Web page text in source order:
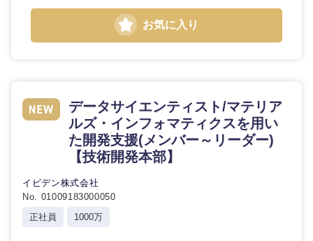
お気に入り
データサイエンティスト/マテリア
ルズ・インフォマティクスを用い
た開発支援(メンバー～リーダー)
【技術開発本部】
イビデン株式会社
No. 01009183000050
正社員
1000万